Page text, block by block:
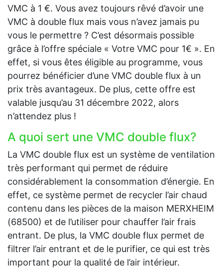
VMC à 1 €. Vous avez toujours rêvé d’avoir une
VMC à double flux mais vous n’avez jamais pu
vous le permettre ? C’est désormais possible
grâce à l’offre spéciale « Votre VMC pour 1€ ». En
effet, si vous êtes éligible au programme, vous
pourrez bénéficier d’une VMC double flux à un
prix très avantageux. De plus, cette offre est
valable jusqu’au 31 décembre 2022, alors
n’attendez plus !
A quoi sert une VMC double flux?
La VMC double flux est un système de ventilation
très performant qui permet de réduire
considérablement la consommation d’énergie. En
effet, ce système permet de recycler l’air chaud
contenu dans les pièces de la maison MERXHEIM
(68500) et de l’utiliser pour chauffer l’air frais
entrant. De plus, la VMC double flux permet de
filtrer l’air entrant et de le purifier, ce qui est très
important pour la qualité de l’air intérieur.